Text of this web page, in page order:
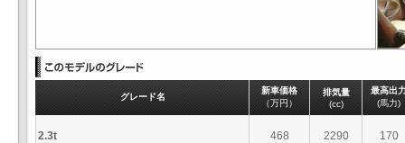
グレード名
新車価格
（万円）
排気量
(cc)
最高出
(馬力)
2.3t 468 2290 170